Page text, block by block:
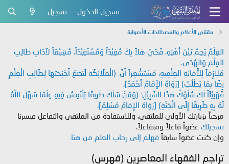
تسجيل الدخول تسجيل
ملتقى الأعلام والمصطلحات الأصولية
العِلْمُ رَحِمٌ بَيْنَ أَهْلِهِ، فَحَيَّ هَلاً بِكَ مُفِيْدَاً وَمُسْتَفِيْدَاً، مُشِيْعَاً لآدَابِ طَالِبِ
العِلْمِ وَالهُدَى،
مُلازِمَاً لِلأَمَانَةِ العِلْمِيةِ، مُسْتَشْعِرَاً أَنَّ: (الْمَلَائِكَةَ لَتَضَعُ أَجْنِحَتَهَا لِطَالِبِ الْعِلْمِ
رِضًا بِمَا يَطْلُبُ) [رَوَاهُ الإَمَامُ أَحْمَدُ]،
فَهَنِيْئَاً لَكَ سُلُوْكُ هَذَا السَّبِيْلِ؛ (وَمَنْ سَلَكَ طَرِيقًا يَلْتَمِسُ فِيهِ عِلْمًا سَهَّلَ اللَّهُ
لَهُ بِهِ طَرِيقًا إِلَى الْجَنَّةِ) [رَوَاهُ الإِمَامُ مُسْلِمٌ]،
مرحباً بزيارتك الأولى للملتقى، وللاستفادة من الملتقى والتفاعل فيسرنا
تسجيلك عضواً فاعلاً ومتفاعلاً،
وإن كنت عضواً سابقاً فهلم إلى رحاب العلم من هنا.
تراجم الفقهاء المعاصرين (فهرس)